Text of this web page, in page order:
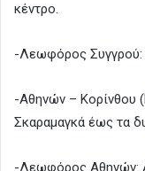
κέντρο.
-Λεωφόρος Συγγρού:
-Αθηνών – Κορίνθου
Σκαραμαγκά έως τα
-Λεωφόρος Αθηνών: